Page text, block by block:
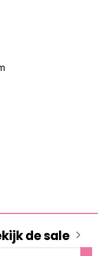
de sale